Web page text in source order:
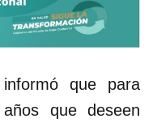
que para
que deseen